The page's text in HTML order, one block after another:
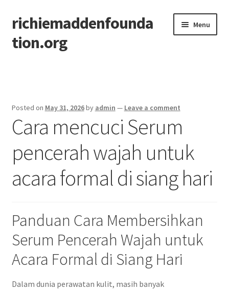
Skip
to
navigation
Skip
to
content
richiemaddenfounda
tion.org
Menu
Posted on May 31, 2026by admin — Leave a comment
Cara mencuci Serum
pencerah wajah untuk
acara formal di siang hari
Panduan Cara Membersihkan
Serum Pencerah Wajah untuk
Acara Formal di Siang Hari
Dalam dunia perawatan kulit, masih banyak